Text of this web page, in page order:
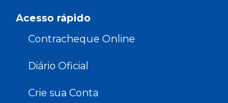
Acesso rápido
Contracheque Online
Diário Oficial
Crie sua Conta